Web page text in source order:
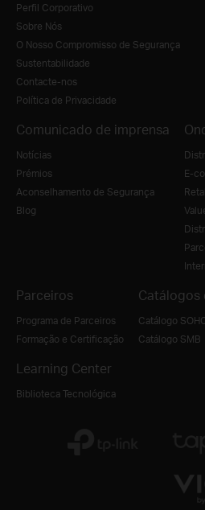
Perfil Corporativo
Sobre Nós
O Nosso Compromisso de Segurança
Sustentabilidade
Contacte-nos
Política de Privacidade
Comunicado de imprensa
Notícias
Prémios
Aconselhamento de Segurança
Blog
E-
Parceiros
Programa de Parceiros
Formação e Certificação
Catálogos
Catálogo
Catálogo SMB
Learning Center
Biblioteca Tecnológica